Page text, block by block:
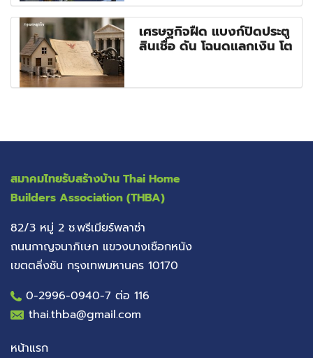
เศรษฐกิจฝืด แบงก์ปิดประตู
สินเชื่อ ดัน โฉนดแลกเงิน โต
สมาคมไทยรับสร้างบ้าน Thai Home
Builders Association (THBA)
82/3 หมู่ 2 ซ.พรีเมียร์พลาซ่า
ถนนกาญจนาภิเษก แขวงบางเชือกหนัง
เขตตลิ่งชัน กรุงเทพมหานคร 10170
0-2996-0940-7 ต่อ 116
thai.thba@gmail.com
หน้าแรก